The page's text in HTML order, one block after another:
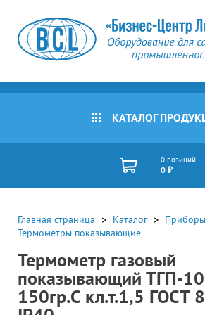
КАТАЛОГ
0 позиций
0 ₽
Главная страница Каталог
Термометры показывающие
Термометр газовый
показывающий ТГП-
150гр.С кл.т.1,5 ГОСТ